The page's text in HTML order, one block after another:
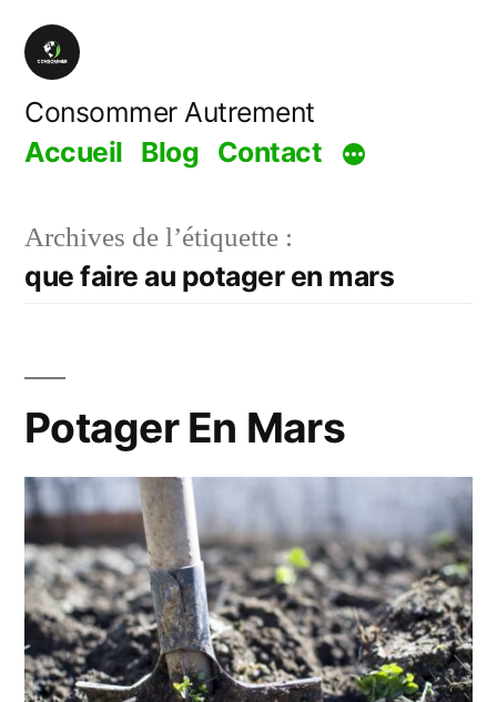
Aller
contenu
Consommer Autrement
Accueil Blog Contact
Archives de l’étiquette :
que faire au potager en mars
Potager En Mars